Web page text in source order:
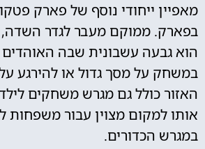
מאפיין ייחודי נוסף של פארק
בפארק. ממוקם מעבר לגדר
הוא גבעה עשבונית שבה האוהדים
במשחק על מסך גדול או להירגע
האזור כולל גם מגרש משחקים
אותו למקום מצוין עבור משפחות
במגרש הכדורים.